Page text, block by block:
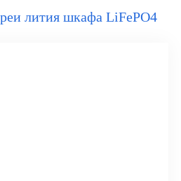
лития шкафа LiFePO4